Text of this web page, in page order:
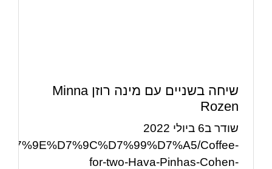
שיחה בשניים עם מינה רוזן Minna
Rozen
שודר ב6 ביולי 2022
Coffee-
for-two-Hava-Pinhas-Cohen-